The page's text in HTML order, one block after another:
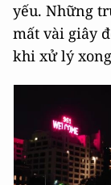
yếu. Những
mất vài giây
khi xử lý